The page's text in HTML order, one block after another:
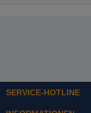
SERVICE-HOTLINE